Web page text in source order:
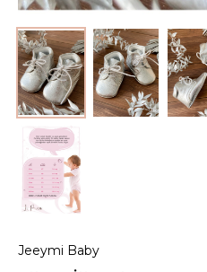
Jeeymi Baby